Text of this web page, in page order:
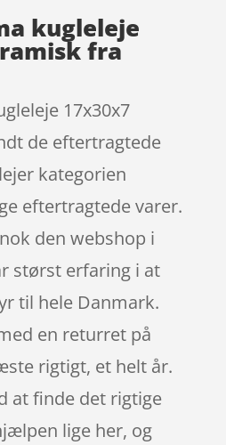
kugleleje
fra
17x30x7
de eftertragtede
kategorien
eftertragtede varer.
den webshop i
størst erfaring i at
til hele Danmark.
en returret på
rigtigt, et helt år.
at finde det rigtige
lige her, og